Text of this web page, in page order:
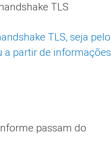
TLS
TLS, seja pelo
a partir de informações
passam do